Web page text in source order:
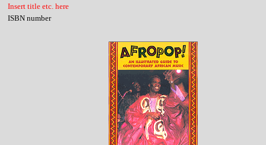
Insert title etc. here
ISBN number